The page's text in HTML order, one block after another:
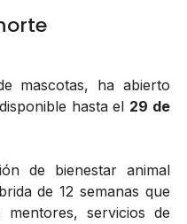
mascotas, ha abierto
hasta el 29 de
de bienestar animal
de 12 semanas que
servicios de